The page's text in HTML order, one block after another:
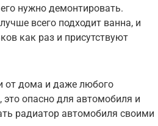
нужно демонтировать.
всего подходит ванна, и
как раз и присутствуют
от дома и даже любого
это опасно для автомобиля и
радиатор автомобиля своими